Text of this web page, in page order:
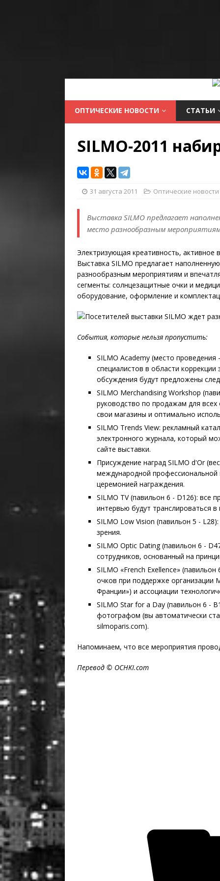
ОПТИЧЕСКИЕ НОВОСТИ СТАТЬИ
SILMO-2011
31 августа 2011 Оптические новости
Выставка SILMO предлагает
место разнообразным
Электризующая креативность, активное
Выставка SILMO предлагает
разнообразным мероприятиям и
сегменты: солнцезащитные очки и
оборудование, оформление и
События, которые нельзя пропустить:
SILMO Academy (место
специалистов в области
обсуждения будут предложены
SILMO Merchandising Workshop
руководство по продажам для
свои магазины и оптимально
SILMO Trends View: рекламный
электронного журнала, который
сайте выставки.
Присуждение наград SILMO d'Or
международной профессиональной
церемонией награждения.
SILMO TV (павильон 6 - D126): все
интервью будут транслироваться
SILMO Low Vision (павильон 5 -
зрения.
SILMO Optic Dating (павильон 6 -
сотрудников, основанный на
SILMO «French Exellence»
очков при поддержке организации
Франции») и ассоциации
SILMO Star for a Day (павильон 6 -
фотографом (вы автоматически
silmoparis.com).
Напоминаем, что все мероприятия
Перевод © OCHKI.com